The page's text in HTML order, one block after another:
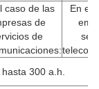
caso de las
de
de
En el
300 a.h.